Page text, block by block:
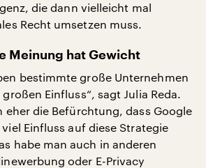
die dann vielleicht mal
Recht umsetzen muss.
Meinung hat Gewicht
bestimmte große Unternehmen
Einfluss“, sagt Julia Reda.
eher die Befürchtung, dass Google
Einfluss auf diese Strategie
habe man auch in anderen
oder E-Privacy